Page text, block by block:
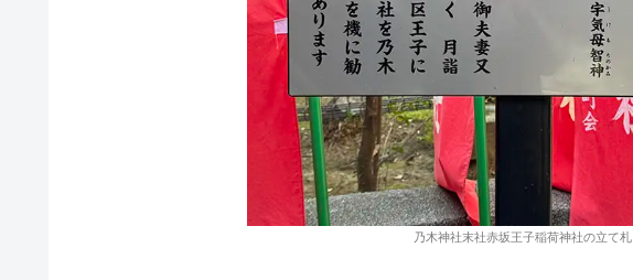
乃木神社末社赤坂王子稲荷神社の立て札